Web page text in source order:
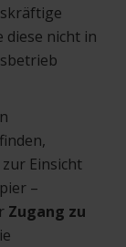
diese nicht in
Einsicht
–
Zugang zu